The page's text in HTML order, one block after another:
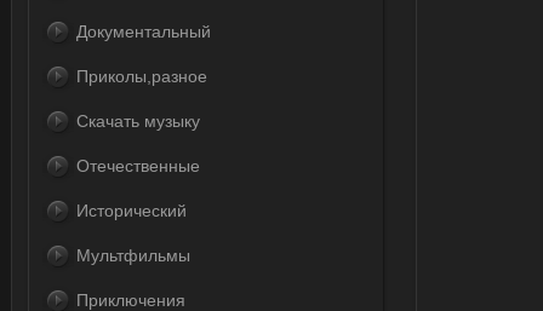
Документальный
Приколы,разное
Скачать музыку
Отечественные
Исторический
Мультфильмы
Приключения